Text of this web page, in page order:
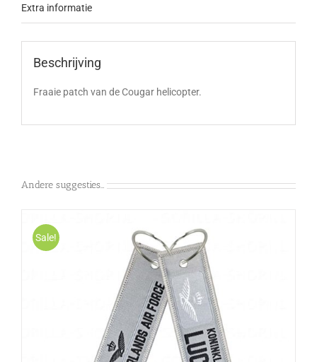
Extra informatie
Beschrijving
Fraaie patch van de Cougar helicopter.
Andere suggesties…
Sale!